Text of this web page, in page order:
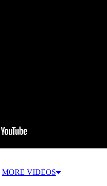
MORE VIDEOS